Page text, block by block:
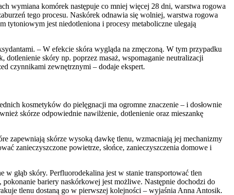
wymiana komórek następuje co mniej więcej 28 dni, warstwa rogowa
tego procesu. Naskórek odnawia się wolniej, warstwa rogowa
tytoniowym jest niedotleniona i procesy metaboliczne ulegają
– W efekcie skóra wygląda na zmęczoną. W tym przypadku
dotlenienie skóry np. poprzez masaż, wspomaganie neutralizacji
czynnikami zewnętrznymi – dodaje ekspert.
kosmetyków do pielęgnacji ma ogromne znaczenie – i dosłownie
skórze odpowiednie nawilżenie, dotlenienie oraz mieszankę
zapewniają skórze wysoką dawkę tlenu, wzmacniają jej mechanizmy
zanieczyszczone powietrze, słońce, zanieczyszczenia domowe i
głąb skóry. Perfluorodekalina jest w stanie transportować tlen
bariery naskórkowej jest możliwe. Następnie dochodzi do
tlenu dostaną go w pierwszej kolejności – wyjaśnia Anna Antosik.